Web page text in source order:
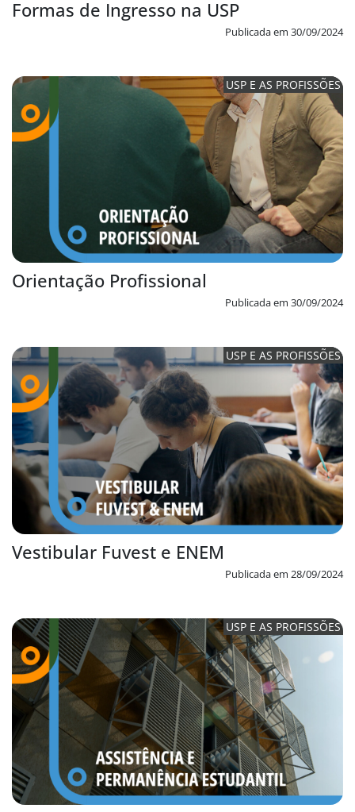
Formas de Ingresso na USP
Publicada em 30/09/2024
USP E AS PROFISSÕES
Orientação Profissional
Publicada em 30/09/2024
USP E AS PROFISSÕES
Vestibular Fuvest e ENEM
Publicada em 28/09/2024
USP E AS PROFISSÕES